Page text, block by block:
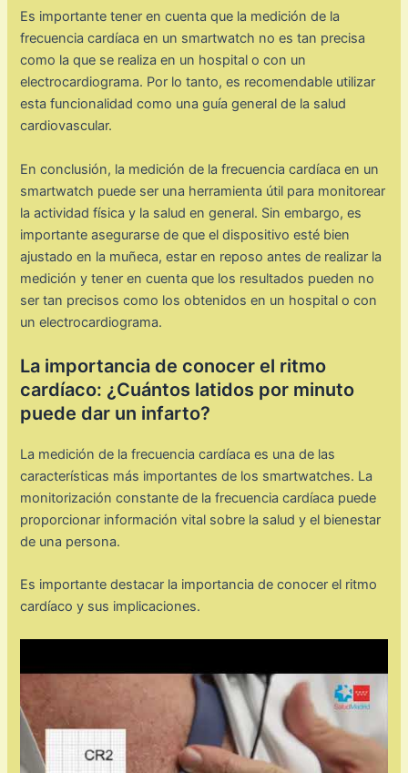
Es importante tener en cuenta que la medición de la
frecuencia cardíaca en un smartwatch no es tan precisa
como la que se realiza en un hospital o con un
electrocardiograma. Por lo tanto, es recomendable utilizar
esta funcionalidad como una guía general de la salud
cardiovascular.
En conclusión, la medición de la frecuencia cardíaca en un
smartwatch puede ser una herramienta útil para monitorear
la actividad física y la salud en general. Sin embargo, es
importante asegurarse de que el dispositivo esté bien
ajustado en la muñeca, estar en reposo antes de realizar la
medición y tener en cuenta que los resultados pueden no
ser tan precisos como los obtenidos en un hospital o con
un electrocardiograma.
La importancia de conocer el ritmo
cardíaco: ¿Cuántos latidos por minuto
puede dar un infarto?
La medición de la frecuencia cardíaca es una de las
características más importantes de los smartwatches. La
monitorización constante de la frecuencia cardíaca puede
proporcionar información vital sobre la salud y el bienestar
de una persona.
Es importante destacar la importancia de conocer el ritmo
cardíaco y sus implicaciones.